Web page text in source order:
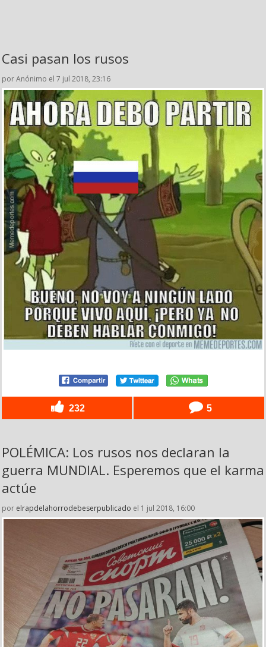
Casi pasan los rusos
por Anónimo el 7 jul 2018, 23:16
232 5
POLÉMICA: Los rusos nos declaran la
guerra MUNDIAL. Esperemos que el karma
actúe
por elrapdelahorrodebeserpublicado el 1 jul 2018, 16:00